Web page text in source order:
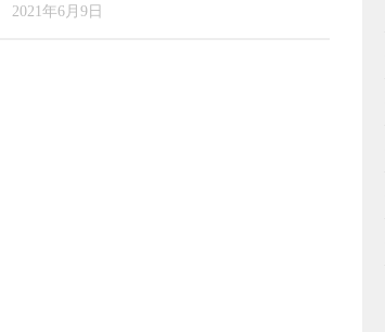
2021年6月9日